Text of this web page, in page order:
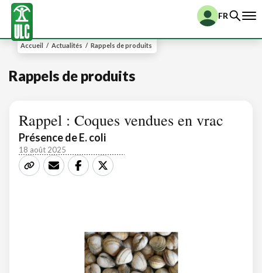
FR
Accueil / Actualités / Rappels de produits
Rappels de produits
Rappel : Coques vendues en vrac
Présence de E. coli
18 août 2025